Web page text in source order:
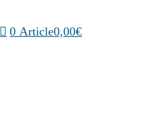
0 Article0,00€